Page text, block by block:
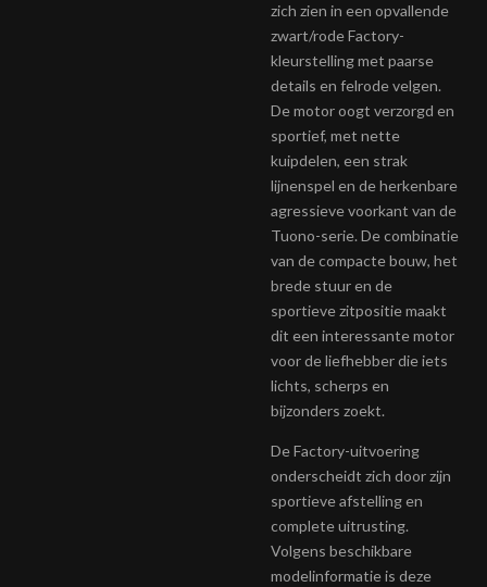
zich zien in een opvallende
zwart/rode Factory-
kleurstelling met paarse
details en felrode velgen.
De motor oogt verzorgd en
sportief, met nette
kuipdelen, een strak
lijnenspel en de herkenbare
agressieve voorkant van de
Tuono-serie. De combinatie
van de compacte bouw, het
brede stuur en de
sportieve zitpositie maakt
dit een interessante motor
voor de liefhebber die iets
lichts, scherps en
bijzonders zoekt.
De Factory-uitvoering
onderscheidt zich door zijn
sportieve afstelling en
complete uitrusting.
Volgens beschikbare
modelinformatie is deze